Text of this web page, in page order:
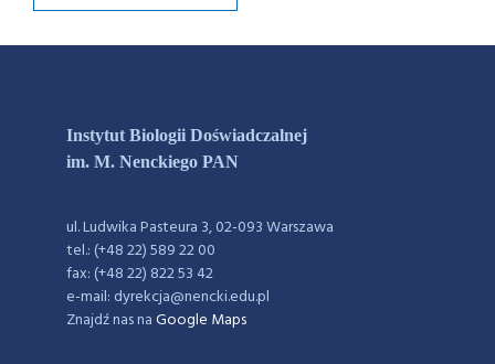
Instytut Biologii Doświadczalnej
im. M. Nenckiego PAN
ul. Ludwika Pasteura 3, 02-093 Warszawa
tel.: (+48 22) 589 22 00
fax: (+48 22) 822 53 42
e-mail: dyrekcja@nencki.edu.pl
Znajdź nas naGoogle Maps